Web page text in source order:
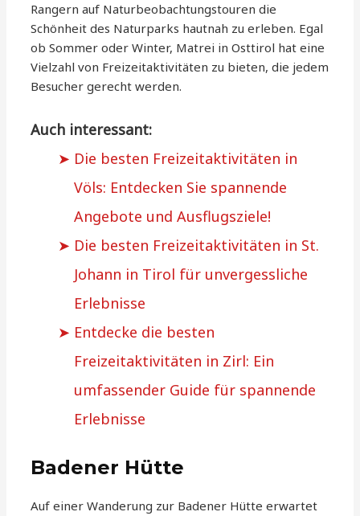
Rangern auf Naturbeobachtungstouren die
Schönheit des Naturparks hautnah zu erleben. Egal
ob Sommer oder Winter, Matrei in Osttirol hat eine
Vielzahl von Freizeitaktivitäten zu bieten, die jedem
Besucher gerecht werden.
Auch interessant:
Die besten Freizeitaktivitäten in
Völs: Entdecken Sie spannende
Angebote und Ausflugsziele!
Die besten Freizeitaktivitäten in St.
Johann in Tirol für unvergessliche
Erlebnisse
Entdecke die besten
Freizeitaktivitäten in Zirl: Ein
umfassender Guide für spannende
Erlebnisse
Badener Hütte
Auf einer Wanderung zur Badener Hütte erwartet